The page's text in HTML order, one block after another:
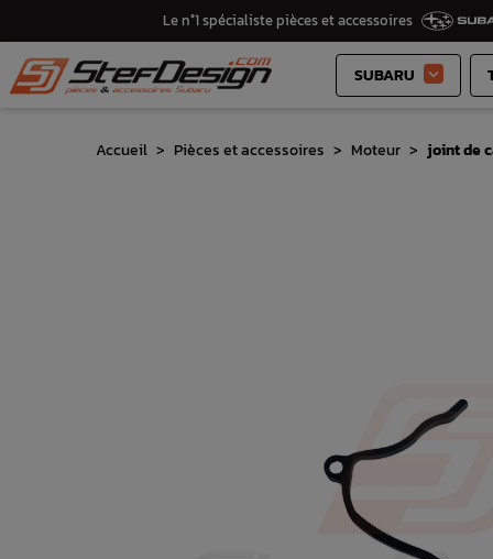
Le n°1 spécialiste pièces et accessoires
SUBARU 
Accueil Pièces et accessoires Moteur joint de